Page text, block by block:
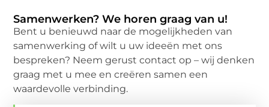
Samenwerken? We horen graag van u!
Bent u benieuwd naar de mogelijkheden van
samenwerking of wilt u uw ideeën met ons
bespreken? Neem gerust contact op – wij denken
graag met u mee en creëren samen een
waardevolle verbinding.